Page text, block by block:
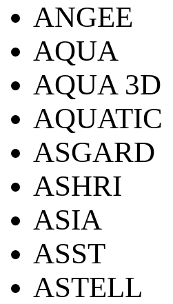
ANGEE
AQUA
AQUA 3D
AQUATIC
ASGARD
ASHRI
ASIA
ASST
ASTELL